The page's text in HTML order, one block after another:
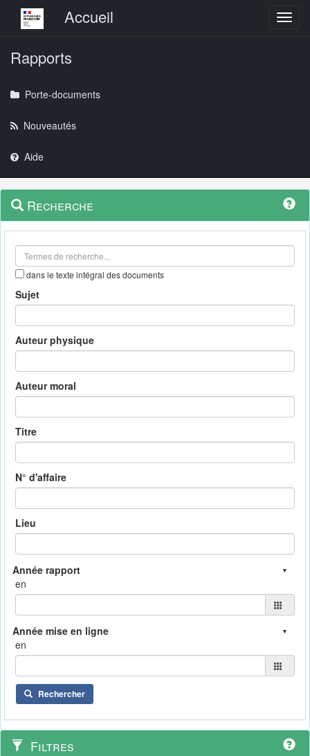
Menu principalAccueil
Rapports
Porte-documents
Nouveautés
Aide
Navigation
outils
Menu
contextuel
Recherche
dans le texte intégral des documents
Sujet
Auteur physique
Auteur moral
Titre
N° d'affaire
Lieu
en
en
Rechercher
Filtres